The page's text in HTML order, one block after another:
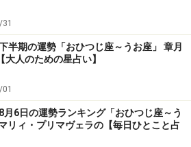
おとめ座」
らないこと。好感度はグッとアッ
勢】を見る
半期の運勢「おひつじ座～うお座」 章月
大人のための星占い】
月6日の運勢ランキング「おひつじ座～う
リィ・プリマヴェラの【毎日ひとこと占